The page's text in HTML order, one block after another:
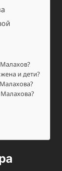
и дети?